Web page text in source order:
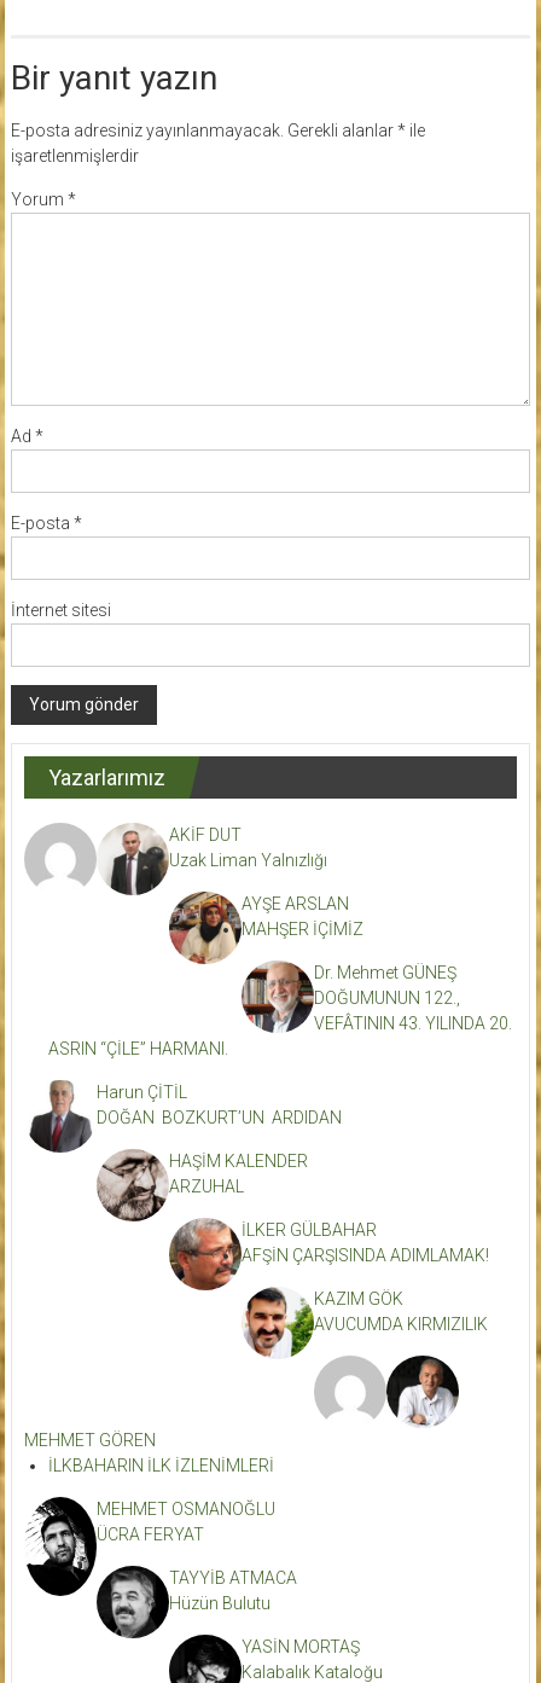
Bir yanıt yazın
E-posta adresiniz yayınlanmayacak. Gerekli alanlar*ile
işaretlenmişlerdir
Yorum *
Ad *
E-posta *
İnternet sitesi
Yazarlarımız
AKİF DUT
Uzak Liman Yalnızlığı
AYŞE ARSLAN
MAHŞER İÇİMİZ
Dr. Mehmet GÜNEŞ
DOĞUMUNUN 122.,
VEFÂTININ 43. YILINDA 20.
ASRIN “ÇİLE” HARMANI.
Harun ÇİTİL
DOĞAN BOZKURT’UN ARDIDAN
HAŞİM KALENDER
ARZUHAL
İLKER GÜLBAHAR
AFŞİN ÇARŞISINDA ADIMLAMAK!
KAZIM GÖK
AVUCUMDA KIRMIZILIK
MEHMET GÖREN
İLKBAHARIN İLK İZLENİMLERİ
MEHMET OSMANOĞLU
ÜCRA FERYAT
TAYYİB ATMACA
Hüzün Bulutu
YASİN MORTAŞ
Kalabalık Kataloğu